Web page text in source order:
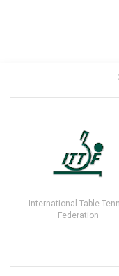
International Table
Federation